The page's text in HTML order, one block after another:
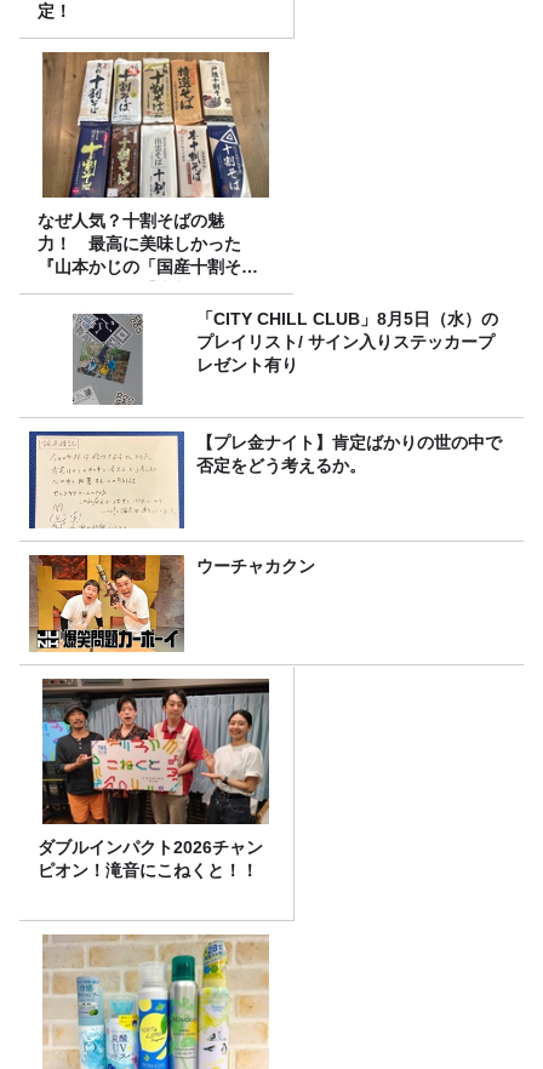
定！
なぜ人気？十割そばの魅
力！ 最高に美味しかった
『山本かじの「国産十割そ
ば」』とは？【十割そば10種
食べ比べ】
「CITY CHILL CLUB」8月5日（水）の
プレイリスト/ サイン入りステッカープ
レゼント有り
【プレ金ナイト】肯定ばかりの世の中で
否定をどう考えるか。
ウーチャカクン
ダブルインパクト2026チャン
ピオン！滝音にこねくと！！